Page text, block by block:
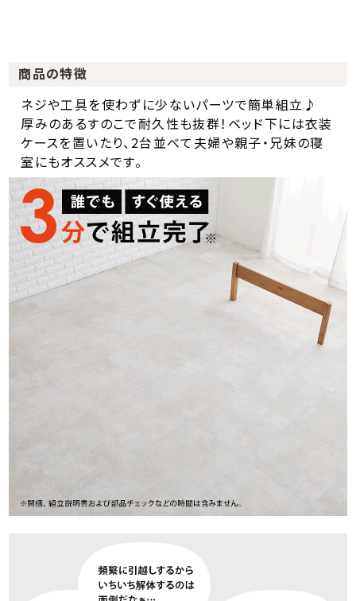
商品の特徴
ネジや工具を使わずに少ないパーツで簡単組立♪
厚みのあるすのこで耐久性も抜群！ベッド下には衣装
ケースを置いたり、2台並べて夫婦や親子・兄妹の寝
室にもオススメです。